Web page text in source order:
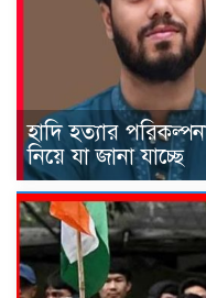
হাদি হত্যার
নিয়ে যা জানা যাচ্ছে